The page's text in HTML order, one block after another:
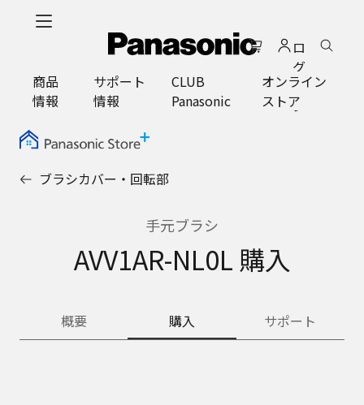
ロ
グ
イ
ン
商品
情報
サポート
情報
CLUB
Panasonic
オンライン
ストア
ブラシカバー・回転部
手元ブラシ
AVV1AR-NL0L 購入
概要 購入 サポート